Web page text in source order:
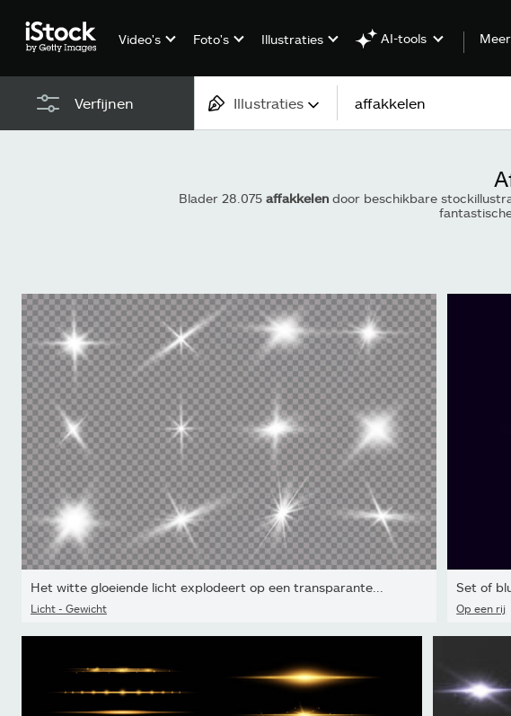
Video's Foto's Illustraties AI-tools
Verfijnen Illustraties
Vectorbestanden
Video's
Blader 28.075 affakkelendoor beschikbare
Het witte gloeiende licht explodeert op een transparante...
Licht - Gewicht
Set of
Op een rij